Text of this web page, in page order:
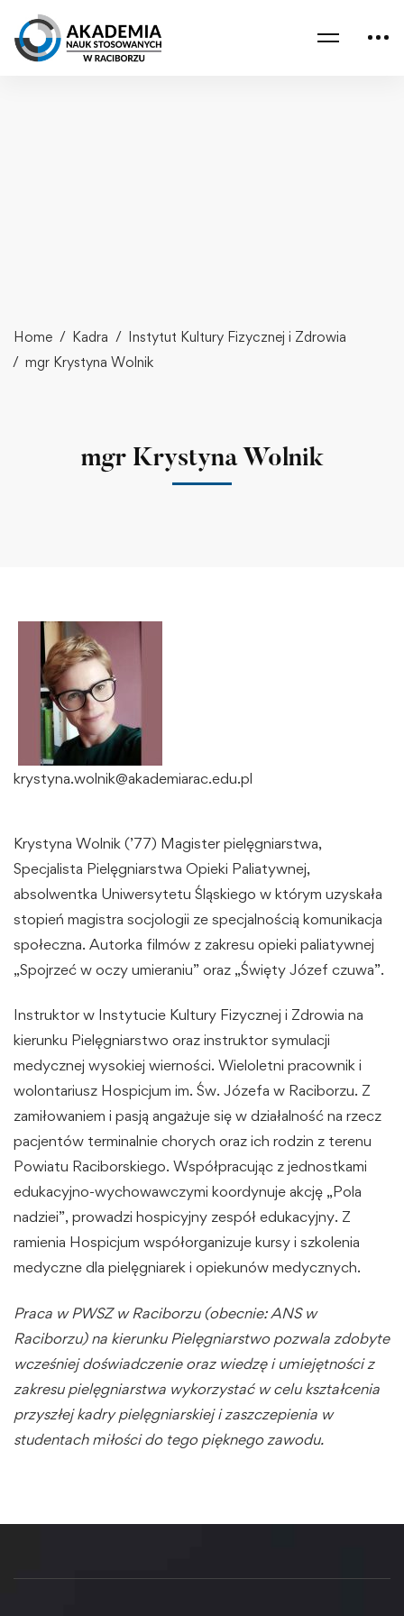
Home Kadra
Instytut Kultury Fizycznej i Zdrowia
mgr Krystyna Wolnik
mgr Krystyna Wolnik
krystyna.wolnik@akademiarac.edu.pl
Krystyna Wolnik (’77) Magister pielęgniarstwa,
Specjalista Pielęgniarstwa Opieki Paliatywnej,
absolwentka Uniwersytetu Śląskiego w którym uzyskała
stopień magistra socjologii ze specjalnością komunikacja
społeczna. Autorka filmów z zakresu opieki paliatywnej
„Spojrzeć w oczy umieraniu” oraz „Święty Józef czuwa”.
Instruktor w Instytucie Kultury Fizycznej i Zdrowia na
kierunku Pielęgniarstwo oraz instruktor symulacji
medycznej wysokiej wierności. Wieloletni pracownik i
wolontariusz Hospicjum im. Św. Józefa w Raciborzu. Z
zamiłowaniem i pasją angażuje się w działalność na rzecz
pacjentów terminalnie chorych oraz ich rodzin z terenu
Powiatu Raciborskiego. Współpracując z jednostkami
edukacyjno-wychowawczymi koordynuje akcję „Pola
nadziei”, prowadzi hospicyjny zespół edukacyjny. Z
ramienia Hospicjum współorganizuje kursy i szkolenia
medyczne dla pielęgniarek i opiekunów medycznych.
Praca w PWSZ w Raciborzu (obecnie: ANS w
Raciborzu) na kierunku Pielęgniarstwo pozwala zdobyte
wcześniej doświadczenie oraz wiedzę i umiejętności z
zakresu pielęgniarstwa wykorzystać w celu kształcenia
przyszłej kadry pielęgniarskiej i zaszczepienia w
studentach miłości do tego pięknego zawodu.